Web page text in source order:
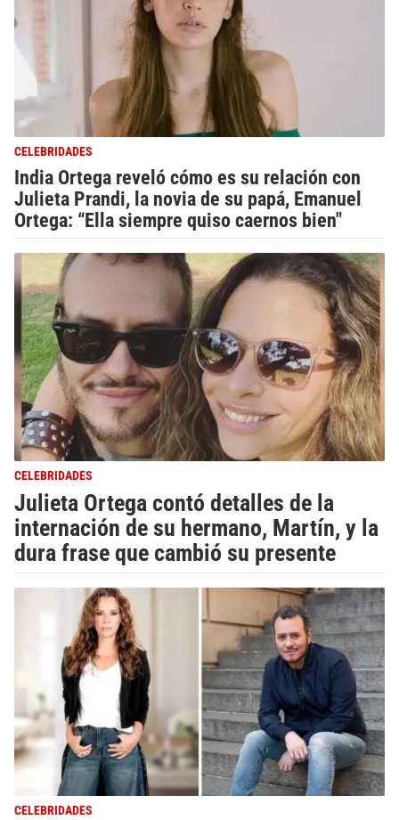
CELEBRIDADES
India Ortega reveló cómo es su relación con
Julieta Prandi, la novia de su papá, Emanuel
Ortega: “Ella siempre quiso caernos bien"
CELEBRIDADES
Julieta Ortega contó detalles de la
internación de su hermano, Martín, y la
dura frase que cambió su presente
CELEBRIDADES